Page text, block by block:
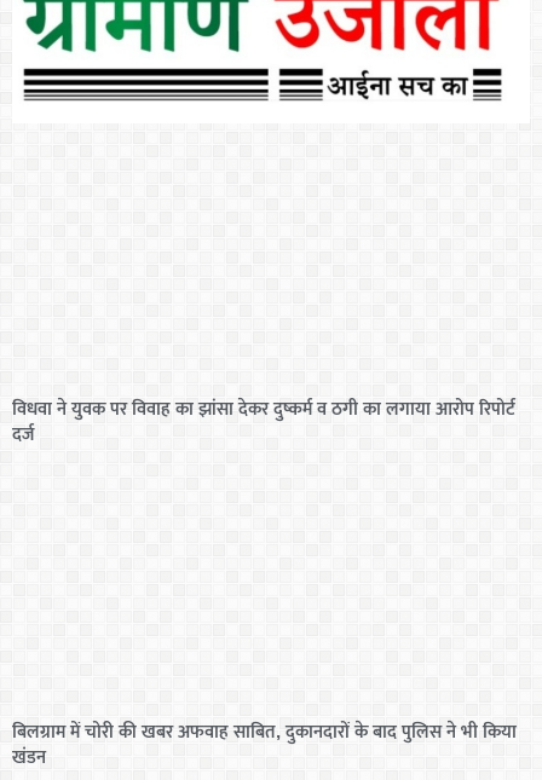
विधवा ने युवक पर विवाह का झांसा देकर दुष्कर्म व ठगी का लगाया आरोप रिपोर्ट
दर्ज
बिलग्राम में चोरी की खबर अफवाह साबित, दुकानदारों के बाद पुलिस ने भी किया
खंडन